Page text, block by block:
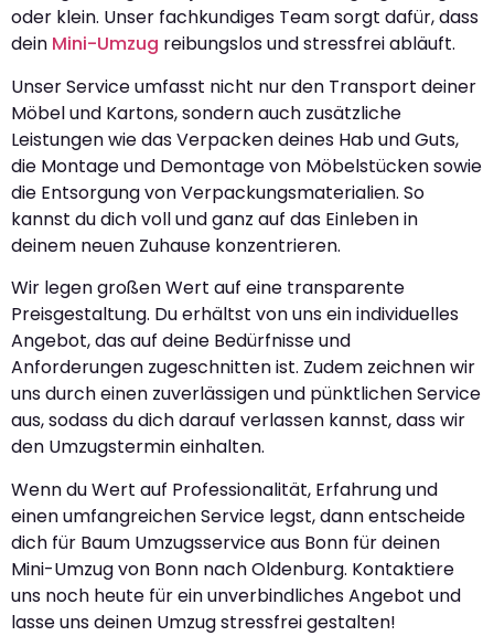
oder klein. Unser fachkundiges Team sorgt dafür, dass
dein Mini-Umzug reibungslos und stressfrei abläuft.
Unser Service umfasst nicht nur den Transport deiner
Möbel und Kartons, sondern auch zusätzliche
Leistungen wie das Verpacken deines Hab und Guts,
die Montage und Demontage von Möbelstücken sowie
die Entsorgung von Verpackungsmaterialien. So
kannst du dich voll und ganz auf das Einleben in
deinem neuen Zuhause konzentrieren.
Wir legen großen Wert auf eine transparente
Preisgestaltung. Du erhältst von uns ein individuelles
Angebot, das auf deine Bedürfnisse und
Anforderungen zugeschnitten ist. Zudem zeichnen wir
uns durch einen zuverlässigen und pünktlichen Service
aus, sodass du dich darauf verlassen kannst, dass wir
den Umzugstermin einhalten.
Wenn du Wert auf Professionalität, Erfahrung und
einen umfangreichen Service legst, dann entscheide
dich für Baum Umzugsservice aus Bonn für deinen
Mini-Umzug von Bonn nach Oldenburg. Kontaktiere
uns noch heute für ein unverbindliches Angebot und
lasse uns deinen Umzug stressfrei gestalten!